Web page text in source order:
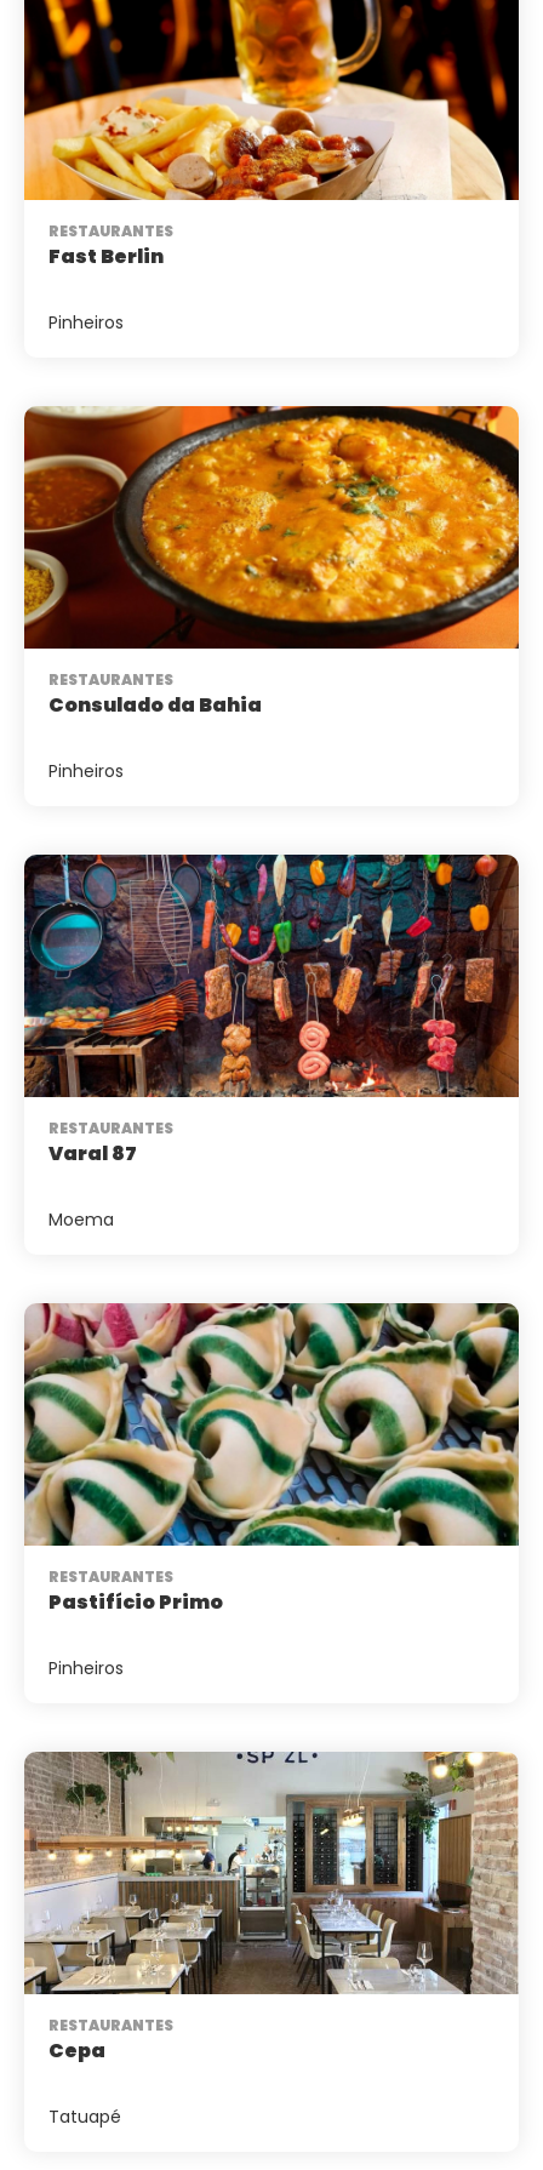
RESTAURANTES
Fast Berlin
Pinheiros
RESTAURANTES
Consulado da Bahia
Pinheiros
RESTAURANTES
Varal 87
Moema
RESTAURANTES
Pastifício Primo
Pinheiros
RESTAURANTES
Cepa
Tatuapé